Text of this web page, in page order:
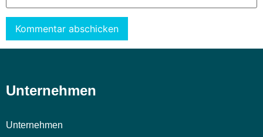
Unternehmen
Unternehmen